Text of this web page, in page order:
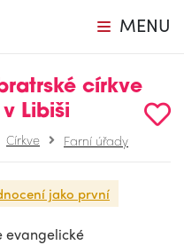
MENU
církve
Libiši
Církve Farní úřady
jako první
evangelické